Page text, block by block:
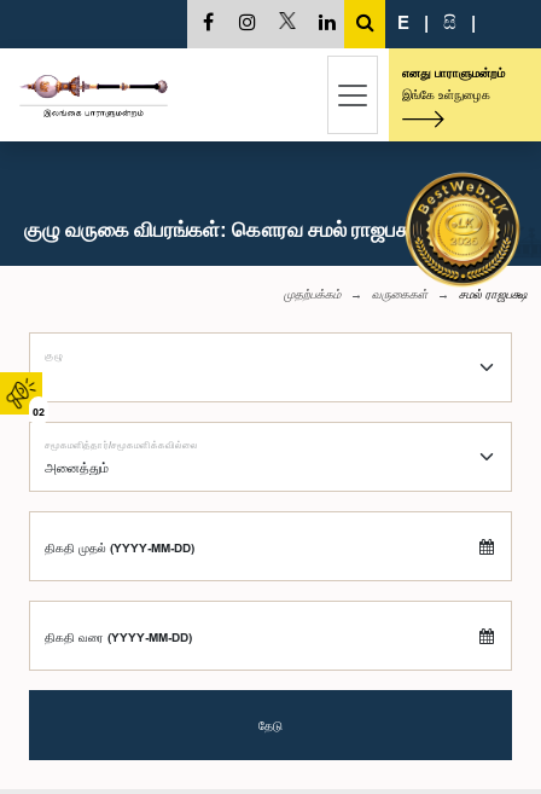
02
E | සි |
எனது பாராளுமன்றம்
இங்கே உள்நுழைக
குழு வருகை விபரங்கள்: கௌரவ சமல் ராஜபக்ஷ, பா.உ.
முதற்பக்கம் வருகைகள் சமல் ராஜபக்ஷ
குழு
சமூகமளித்தார்/சமூகமளிக்கவில்லை
திகதி முதல் (YYYY-MM-DD)
திகதி வரை (YYYY-MM-DD)
தேடு